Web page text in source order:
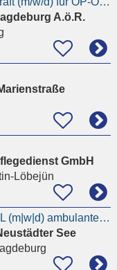
A.ö.R.
GmbH
Löbejün
Pflegedienstleitung | PDL (m|w|d) ambulante Pflege
See